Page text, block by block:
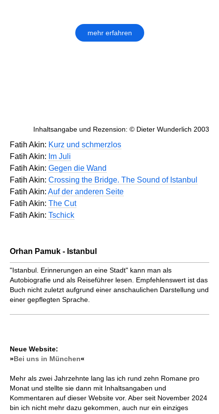
mehr erfahren
Inhaltsangabe und Rezension: © Dieter Wunderlich 2003
Fatih Akin: Kurz und schmerzlos
Fatih Akin: Im Juli
Fatih Akin: Gegen die Wand
Fatih Akin: Crossing the Bridge. The Sound of Istanbul
Fatih Akin: Auf der anderen Seite
Fatih Akin: The Cut
Fatih Akin: Tschick
Orhan Pamuk - Istanbul
"Istanbul. Erinnerungen an eine Stadt" kann man als
Autobiografie und als Reiseführer lesen. Empfehlenswert ist das
Buch nicht zuletzt aufgrund einer anschaulichen Darstellung und
einer gepflegten Sprache.
Neue Website:
»Bei uns in München«
Mehr als zwei Jahrzehnte lang las ich rund zehn Romane pro
Monat und stellte sie dann mit Inhaltsangaben und
Kommentaren auf dieser Website vor. Aber seit November 2024
bin ich nicht mehr dazu gekommen, auch nur ein einziges